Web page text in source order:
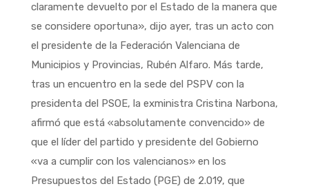
claramente devuelto por el Estado de la manera que
se considere oportuna», dijo ayer, tras un acto con
el presidente de la Federación Valenciana de
Municipios y Provincias, Rubén Alfaro. Más tarde,
tras un encuentro en la sede del PSPV con la
presidenta del PSOE, la exministra Cristina Narbona,
afirmó que está «absolutamente convencido» de
que el líder del partido y presidente del Gobierno
«va a cumplir con los valencianos» en los
Presupuestos del Estado (PGE) de 2.019, que